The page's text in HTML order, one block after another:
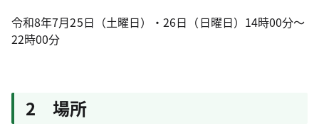
令和8年7月25日（土曜日）・26日（日曜日）14時00分～
22時00分
2 場所